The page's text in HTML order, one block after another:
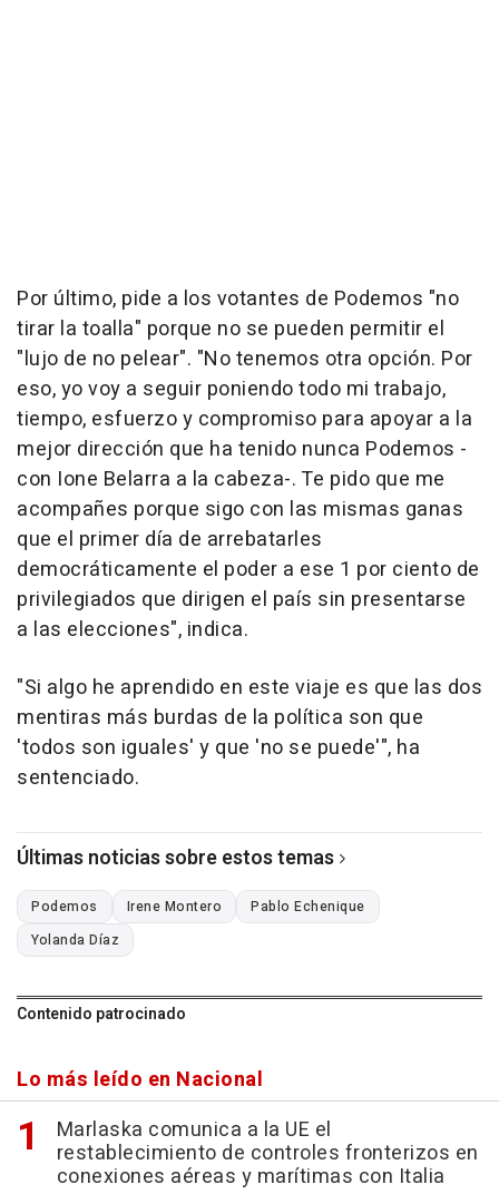
Por último, pide a los votantes de Podemos "no
tirar la toalla" porque no se pueden permitir el
"lujo de no pelear". "No tenemos otra opción. Por
eso, yo voy a seguir poniendo todo mi trabajo,
tiempo, esfuerzo y compromiso para apoyar a la
mejor dirección que ha tenido nunca Podemos -
con Ione Belarra a la cabeza-. Te pido que me
acompañes porque sigo con las mismas ganas
que el primer día de arrebatarles
democráticamente el poder a ese 1 por ciento de
privilegiados que dirigen el país sin presentarse
a las elecciones", indica.
"Si algo he aprendido en este viaje es que las dos
mentiras más burdas de la política son que
'todos son iguales' y que 'no se puede'", ha
sentenciado.
Últimas noticias sobre estos temas
Podemos Irene Montero
Pablo Echenique
Yolanda Díaz
Contenido patrocinado
Lo más leído en Nacional
Marlaska comunica a la UE el
restablecimiento de controles fronterizos en
conexiones aéreas y marítimas con Italia